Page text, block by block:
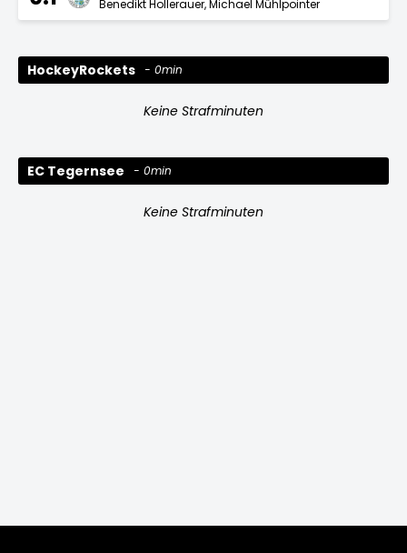
Benedikt Hollerauer Michael Mühlpointer
HockeyRockets 0min
Keine Strafminuten
EC Tegernsee 0min
Keine Strafminuten